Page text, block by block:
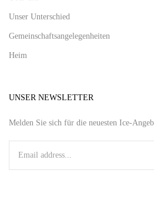
Unser Unterschied
Gemeinschaftsangelegenheiten
Heim
UNSER NEWSLETTER
Melden Sie sich für die neuesten Ice-